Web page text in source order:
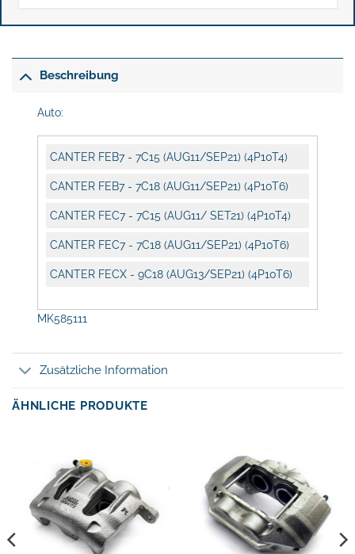
Beschreibung
Auto:
CANTER FEB7 - 7C15 (AUG11/SEP21) (4P10T4)
CANTER FEB7 - 7C18 (AUG11/SEP21) (4P10T6)
CANTER FEC7 - 7C15 (AUG11/ SET21) (4P10T4)
CANTER FEC7 - 7C18 (AUG11/SEP21) (4P10T6)
CANTER FECX - 9C18 (AUG13/SEP21) (4P10T6)
MK585111
Zusätzliche Information
ÄHNLICHE PRODUKTE